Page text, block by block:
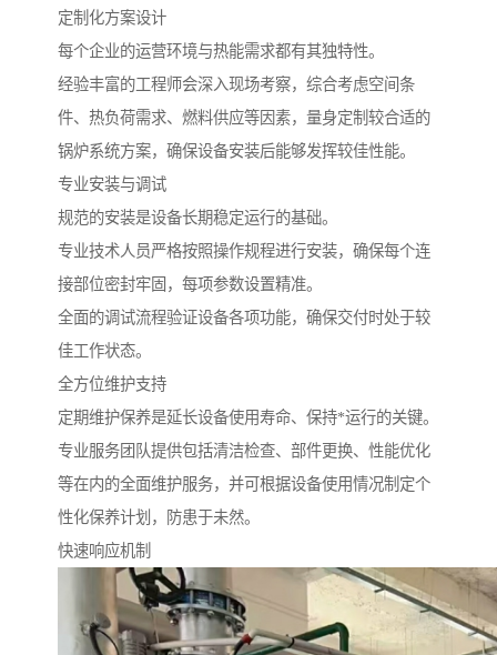
定制化方案设计
每个企业的运营环境与热能需求都有其独特性。
经验丰富的工程师会深入现场考察，综合考虑空间条
件、热负荷需求、燃料供应等因素，量身定制较合适的
锅炉系统方案，确保设备安装后能够发挥较佳性能。
专业安装与调试
规范的安装是设备长期稳定运行的基础。
专业技术人员严格按照操作规程进行安装，确保每个连
接部位密封牢固，每项参数设置精准。
全面的调试流程验证设备各项功能，确保交付时处于较
佳工作状态。
全方位维护支持
定期维护保养是延长设备使用寿命、保持*运行的关键。
专业服务团队提供包括清洁检查、部件更换、性能优化
等在内的全面维护服务，并可根据设备使用情况制定个
性化保养计划，防患于未然。
快速响应机制